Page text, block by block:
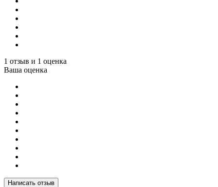
1 отзыв и 1 оценка
Ваша оценка
Написать отзыв